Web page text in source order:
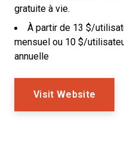
gratuite à vie.
À partir de 13 $/
mensuel ou 10 $/
annuelle
Visit Website